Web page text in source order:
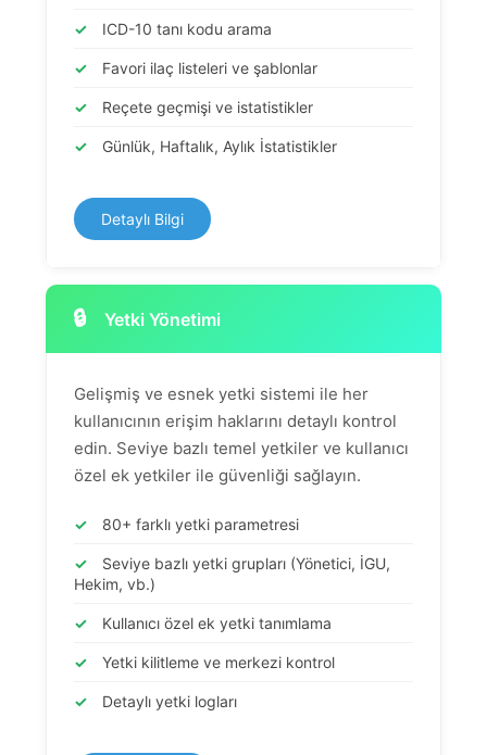
✓ ICD-10 tanı kodu arama
✓ Favori ilaç listeleri ve şablonlar
✓ Reçete geçmişi ve istatistikler
✓ Günlük, Haftalık, Aylık İstatistikler
Detaylı Bilgi
🔒 Yetki Yönetimi
Gelişmiş ve esnek yetki sistemi ile her
kullanıcının erişim haklarını detaylı kontrol
edin. Seviye bazlı temel yetkiler ve kullanıcı
özel ek yetkiler ile güvenliği sağlayın.
✓ 80+ farklı yetki parametresi
✓
Seviye bazlı yetki grupları (Yönetici, İGU,
Hekim, vb.)
✓ Kullanıcı özel ek yetki tanımlama
✓ Yetki kilitleme ve merkezi kontrol
✓ Detaylı yetki logları